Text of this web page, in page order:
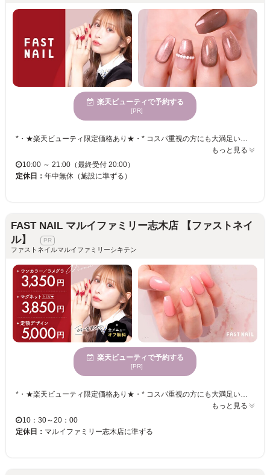
楽天ビューティで予約する
[PR]
*・★楽天ビューティ限定価格あり★・* コスパ重視の方にも大満足いただいています！ ☑ 忙しい方にも嬉しい【時短ネイル】 ☑ 落ち着いた空間で【リラックス施術】 ☑ シンプル〜トレンド・ニュアンスまで【幅広いデザイン対応】 皆様のお悩み・理想に近づけるよう、 精一杯お施術させて頂きます。 リーズナブルな価格と丁寧な施術で リラックスできるひとときをお過ごしください。
もっと見る
10:00 ～ 21:00（最終受付 20:00）
定休日： 年中無休（施設に準ずる）
FAST NAIL マルイファミリー志木店 【ファストネイ
ル】
ファストネイルマルイファミリーシキテン
楽天ビューティで予約する
[PR]
*・★楽天ビューティ限定価格あり★・* コスパ重視の方にも大満足いただいています！ ☑ 忙しい方にも嬉しい【時短ネイル】 ☑ 落ち着いた空間で【リラックス施術】 ☑ シンプル〜トレンド・ニュアンスまで【幅広いデザイン対応】 皆様のお悩み・理想に近づけるよう、 精一杯お施術させて頂きます。 リーズナブルな価格と丁寧な施術で リラックスできるひとときをお過ごしください。
もっと見る
10：30～20：00
定休日： マルイファミリー志木店に準ずる